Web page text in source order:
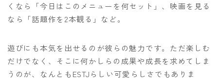
くなら「今日はこのメニューを何セット」、映画を見る
なら「話題作を2本観る」など。
遊びにも本気を出せるのが彼らの魅力です。ただ楽しむ
だけでなく、そこに何かしらの成果や成長を求めてしま
うのが、なんともESTJらしい可愛らしさでもありま